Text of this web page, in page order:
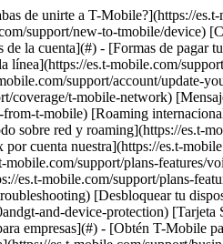
de unirte a T-Mobile?](https://
support/new-to-tmobile/device)
la cuenta](#) - [Formas de
es.t-mobile.com/
support/account/update-
coverage/t-mobile-network)
t-mobile) [Roaming
sobre red y roaming](https://es.t-
cuenta nuestra](https://es.t-
support/plans-
es.t-mobile.com/support/plans-
[Desbloquear tu
and-device-protection)
empresas](#) - [Obtén T-Mobile